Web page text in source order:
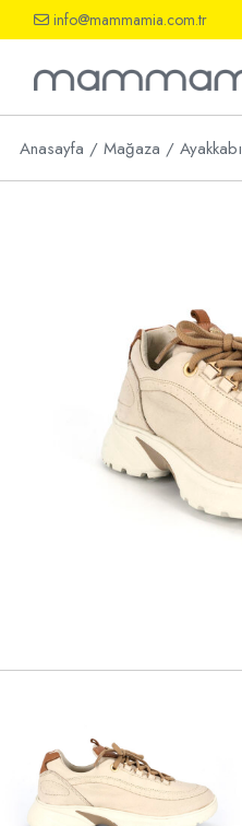
the
info@mammamia.com.tr
Anasayfa Mağaza Ayakkabı